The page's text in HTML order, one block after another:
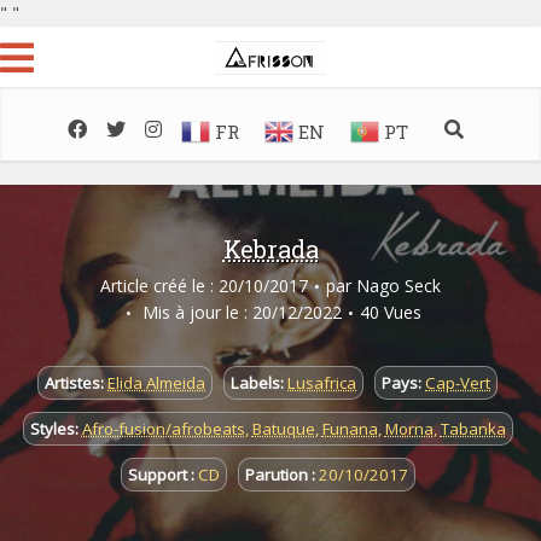
" "
FR EN PT
Kebrada
Article créé le : 20/10/2017 par Nago Seck
Mis à jour le : 20/12/2022
40 Vues
Artistes:Elida Almeida Labels:Lusafrica Pays:Cap-Vert
Styles:Afro-fusion/afrobeats,Batuque,Funana,Morna,Tabanka
Support : CD Parution :20/10/2017